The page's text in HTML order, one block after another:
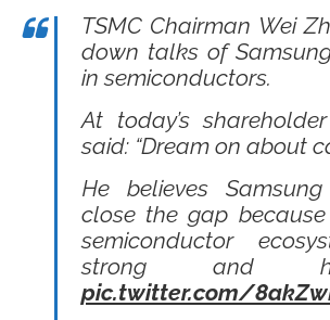
TSMC Chairman Wei
down talks of
in semiconductors.
At today’s
said: “Dream on about
He believes
close the gap because
semiconductor
strong and
pic.twitter.com/